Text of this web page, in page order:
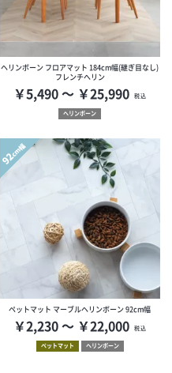
ヘリンボーン フロアマット 184cm幅(継ぎ目なし)
フレンチへリン
￥5,490 ～ ￥25,990 税込
ヘリンボーン
92cm幅
ペットマット マーブルヘリンボーン 92cm幅
￥2,230 ～ ￥22,000 税込
ペットマット ヘリンボーン